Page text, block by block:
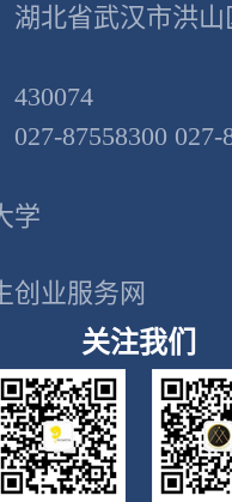
省武汉市洪山
87558300 027-
学
创业服务网
关注我们